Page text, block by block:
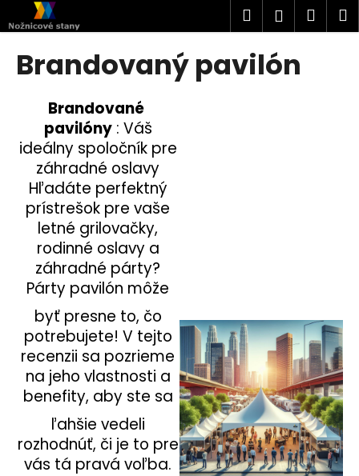
na
obsah
Hľadať
Brandovaný pavilón
Brandované
pavilóny: Váš
ideálny spoločník pre
záhradné oslavy
Hľadáte perfektný
prístrešok pre vaše
letné grilovačky,
rodinné oslavy a
záhradné párty?
Párty pavilón môže
byť presne to, čo
potrebujete! V tejto
recenzii sa pozrieme
na jeho vlastnosti a
benefity, aby ste sa
ľahšie vedeli
rozhodnúť, či je to pre
vás tá pravá voľba.
o
o
e
e
e
n
á
ť
?